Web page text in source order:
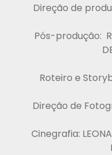
Direção de
Pós-produção:
Roteiro e
Direção de
Cinegrafia: